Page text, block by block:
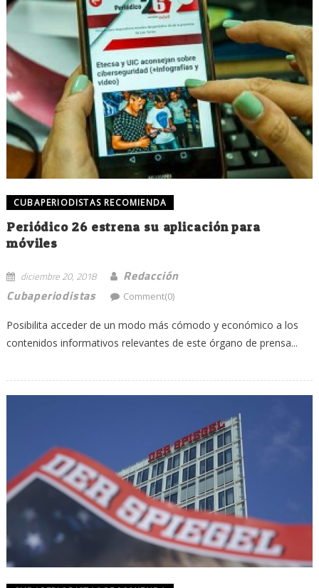
CUBAPERIODISTAS RECOMIENDA
Periódico 26 estrena su aplicación para
móviles
diciembre 20, 2018
Redacción
Cubaperiodistas
Comment(0)
Posibilita acceder de un modo más cómodo y económico a los
contenidos informativos relevantes de este órgano de prensa...